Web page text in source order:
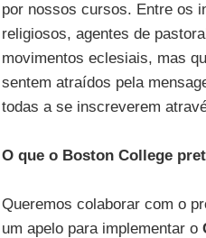
por nossos cursos. Entre os
religiosos, agentes de
movimentos eclesiais, mas
sentem atraídos pela
todas a se inscreverem
O que o Boston College
Queremos colaborar com o
um apelo para implementar o